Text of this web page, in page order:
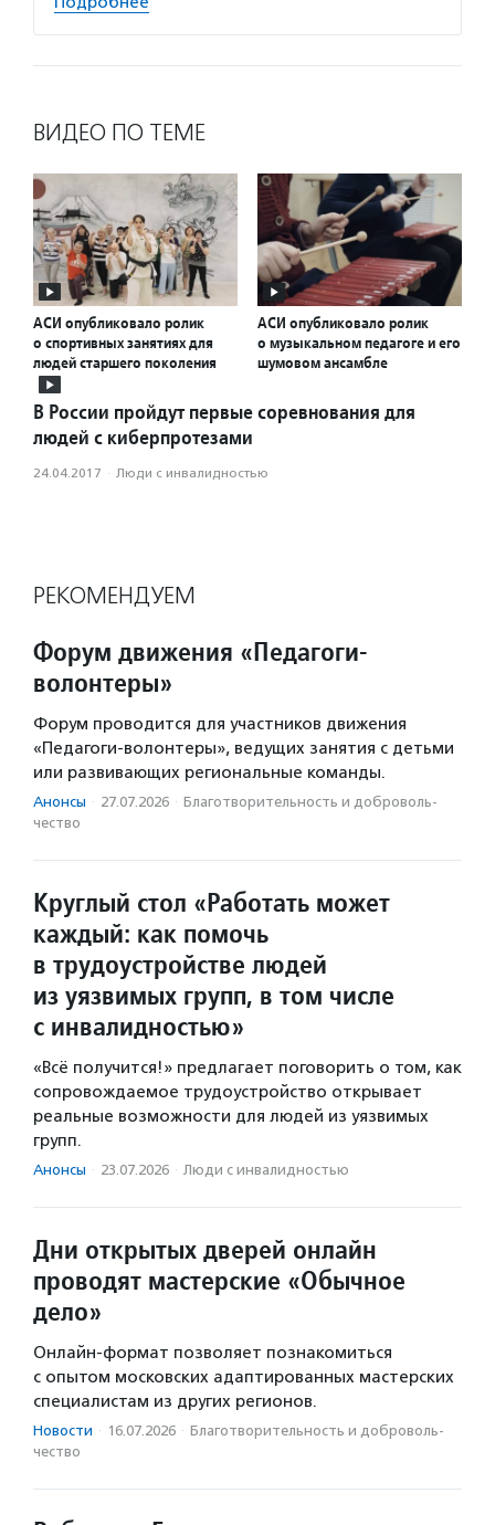
ВИДЕО ПО ТЕМЕ
АСИ опубликовало ролик
о спортивных занятиях для
людей старшего поколения
АСИ опубликовало ролик
о музыкальном педагоге и его
шумовом ансамбле
В России пройдут первые соревнования для
людей с киберпротезами
24.04.2017 · Люди с инвалидностью
РЕКОМЕНДУЕМ
Форум движения «Педагоги-
волонтеры»
Форум проводится для участников движения
«Педагоги-волонтеры», ведущих занятия с детьми
или развивающих региональные команды.
Анонсы · 27.07.2026 · Благотвори­тель­ность и доброволь­
чест­во
Круглый стол «Работать может
каждый: как помочь
в трудоустройстве людей
из уязвимых групп, в том числе
с инвалидностью»
«Всё получится!» предлагает поговорить о том, как
сопровождаемое трудоустройство открывает
реальные возможности для людей из уязвимых
групп.
Анонсы · 23.07.2026 · Люди с инвалидностью
Дни открытых дверей онлайн
проводят мастерские «Обычное
дело»
Онлайн-формат позволяет познакомиться
с опытом московских адаптированных мастерских
специалистам из других регионов.
Новости · 16.07.2026 · Благотвори­тель­ность и доброволь­
чест­во